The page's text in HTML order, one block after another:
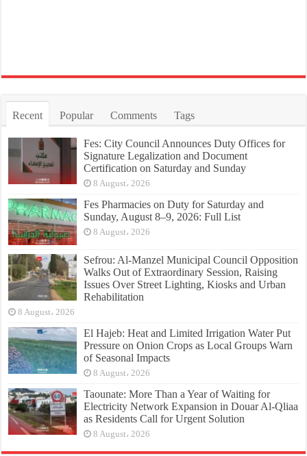
Recent Popular Comments Tags
Fes: City Council Announces Duty Offices for
Signature Legalization and Document
Certification on Saturday and Sunday
8 August، 2026
Fes Pharmacies on Duty for Saturday and
Sunday, August 8–9, 2026: Full List
8 August، 2026
Sefrou: Al-Manzel Municipal Council Opposition
Walks Out of Extraordinary Session, Raising
Issues Over Street Lighting, Kiosks and Urban
Rehabilitation
8 August، 2026
El Hajeb: Heat and Limited Irrigation Water Put
Pressure on Onion Crops as Local Groups Warn
of Seasonal Impacts
8 August، 2026
Taounate: More Than a Year of Waiting for
Electricity Network Expansion in Douar Al-Qliaa
as Residents Call for Urgent Solution
8 August، 2026